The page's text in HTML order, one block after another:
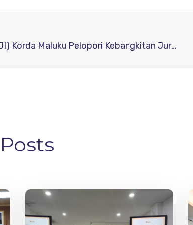
Relawan Jurnal Indonesia (RJI) Korda Maluku Pelopori Kebangkitan Jurnal Ilmiah di Maluku